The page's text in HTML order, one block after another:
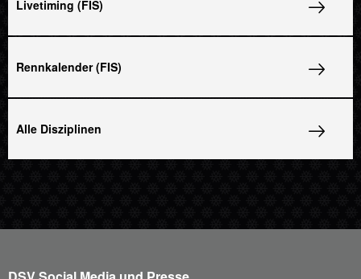
Livetiming (FIS)
Rennkalender (FIS)
Alle Disziplinen